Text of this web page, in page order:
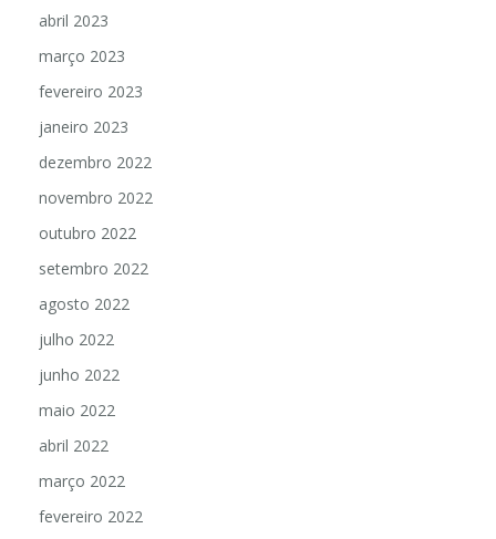
abril 2023
março 2023
fevereiro 2023
janeiro 2023
dezembro 2022
novembro 2022
outubro 2022
setembro 2022
agosto 2022
julho 2022
junho 2022
maio 2022
abril 2022
março 2022
fevereiro 2022